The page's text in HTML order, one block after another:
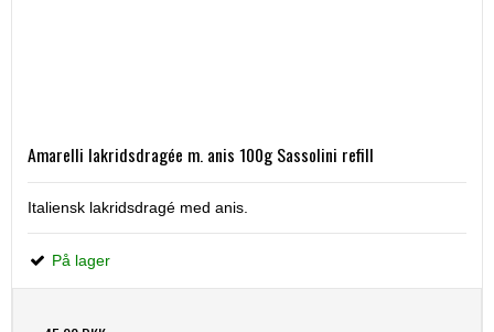
Amarelli lakridsdragée m. anis 100g Sassolini refill
Italiensk lakridsdragé med anis.
På lager